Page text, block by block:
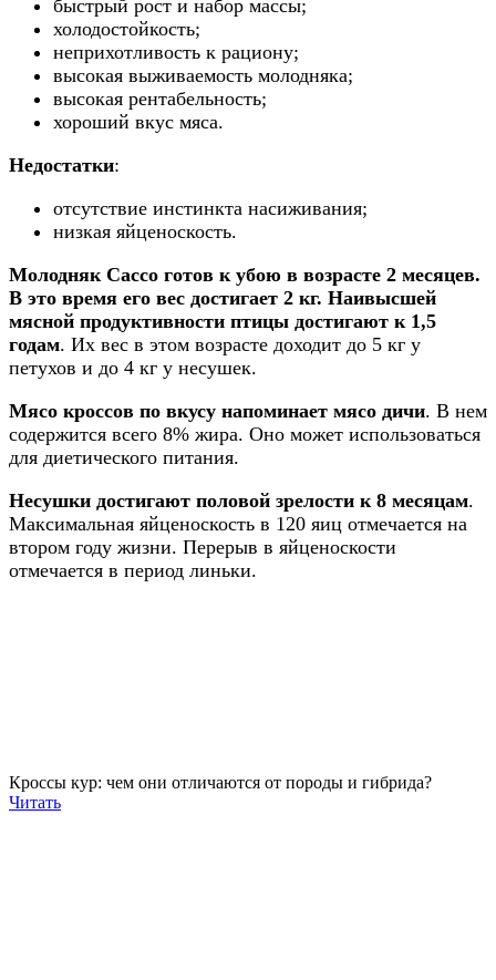
быстрый рост и набор массы;
холодостойкость;
неприхотливость к рациону;
высокая выживаемость молодняка;
высокая рентабельность;
хороший вкус мяса.
Недостатки:
отсутствие инстинкта насиживания;
низкая яйценоскость.
Молодняк Сассо готов к убою в возрасте 2 месяцев.
В это время его вес достигает 2 кг. Наивысшей
мясной продуктивности птицы достигают к 1,5
годам. Их вес в этом возрасте доходит до 5 кг у
петухов и до 4 кг у несушек.
Мясо кроссов по вкусу напоминает мясо дичи. В нем
содержится всего 8% жира. Оно может использоваться
для диетического питания.
Несушки достигают половой зрелости к 8 месяцам.
Максимальная яйценоскость в 120 яиц отмечается на
втором году жизни. Перерыв в яйценоскости
отмечается в период линьки.
Кроссы кур: чем они отличаются от породы и гибрида?
Читать